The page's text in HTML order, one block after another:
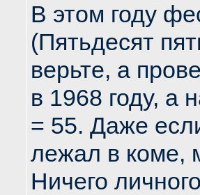
В этом году
(Пятьдесят
верьте, а
в 1968 году, а
= 55. Даже
лежал в коме,
Ничего